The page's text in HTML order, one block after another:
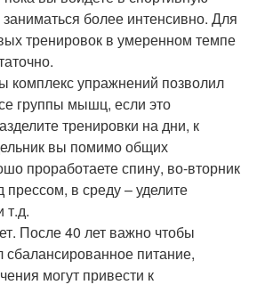
более интенсивно. Для
тренировок в умеренном темпе
комплекс упражнений позволил
группы мышц, если это
тренировки на дни, к
вы помимо общих
проработаете спину, во-вторник
прессом, в среду – уделите
т.д.
После 40 лет важно чтобы
сбалансированное питание,
могут привести к